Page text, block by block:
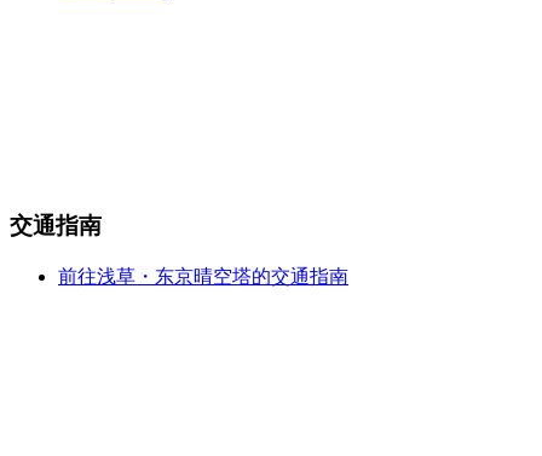
交通指南
前往浅草・东京晴空塔的交通指南